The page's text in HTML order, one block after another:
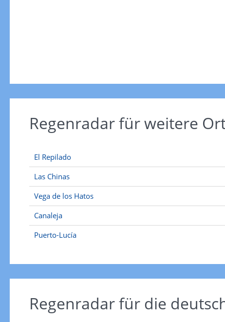
Regenradar für weitere
El Repilado
Las Chinas
Vega de los Hatos
Canaleja
Puerto-Lucía
Regenradar für die